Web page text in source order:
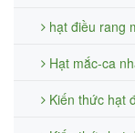
hạt điều rang
Hạt mắc-ca
Kiến thức hạt